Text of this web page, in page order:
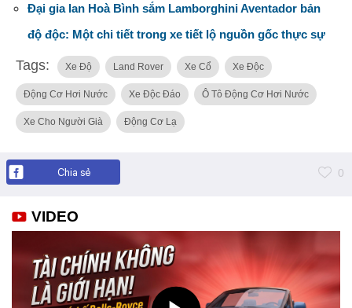
Đại gia lan Hoà Bình sắm Lamborghini Aventador bản
độ độc: Một chi tiết trong xe tiết lộ nguồn gốc thực sự
Tags: Xe Độ Land Rover Xe Cổ Xe Độc
Động Cơ Hơi Nước Xe Độc Đáo Ô Tô Động Cơ Hơi Nước
Xe Cho Người Già Động Cơ Lạ
Chia sẻ 0
VIDEO